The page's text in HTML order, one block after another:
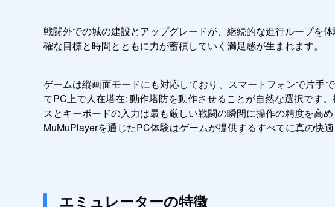
戦闘外での城の建設とアップグレードが、継続的な進行ループを
確な目標と時間とともに力が蓄積していく満足感が生まれます。
ゲームは縦画面モードにも対応しており、スマートフォンで片手
てPC上で人在塔在: 動作塔防を動作させることが自然な選択です
スとキーボードの入力は最も厳しい戦闘の瞬間に操作の精度を高
MuMuPlayerを通じたPC体験はゲームが提供するすべてに真の快
エミュレーターの特徴